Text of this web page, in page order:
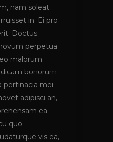
nam soleat
in. Ei pro
Doctus
perpetua
malorum
bonorum
pertinacia mei
adipisci an,
ea.
quo.
vis ea,